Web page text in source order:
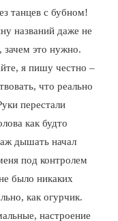
танцев с бубном!
названий даже не
это нужно.
я пишу честно –
что реально
перестали
как будто
дышать начал
под контролем
было никаких
как огурчик.
настроение